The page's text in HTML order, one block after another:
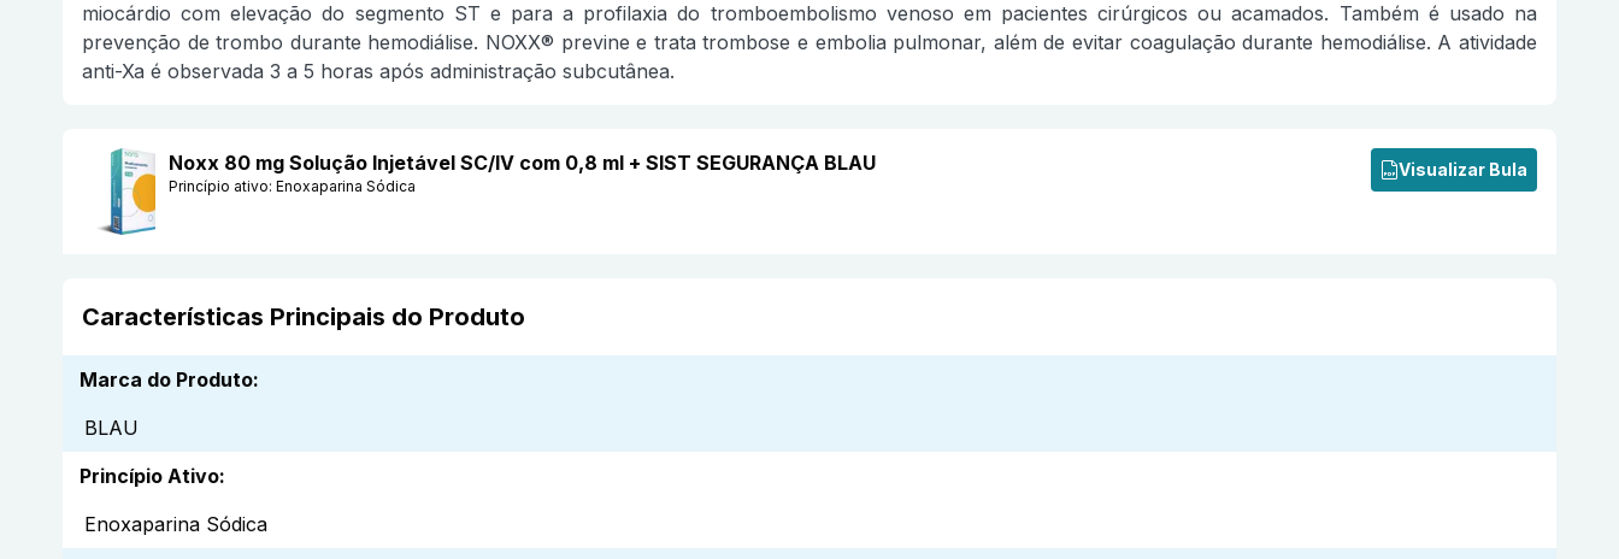
miocárdio com elevação do segmento ST e para a profilaxia do tromboembolismo venoso em pacientes cirúrgicos ou acamados. Também é usado na
prevenção de trombo durante hemodiálise. NOXX® previne e trata trombose e embolia pulmonar, além de evitar coagulação durante hemodiálise. A atividade
anti-Xa é observada 3 a 5 horas após administração subcutânea.
Noxx 80 mg Solução Injetável SC/IV com 0,8 ml + SIST SEGURANÇA BLAU
Princípio ativo: Enoxaparina Sódica
Visualizar Bula
Características Principais do Produto
Marca do Produto:
BLAU
Princípio Ativo:
Enoxaparina Sódica